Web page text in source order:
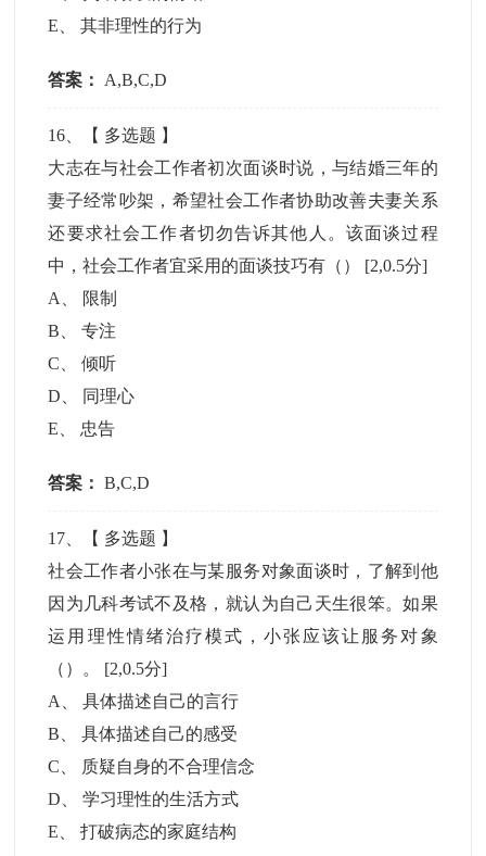
E 、其非理性的行为
答案： A,B,C,D
16 、【 多选题 】
大志在与社会工作者初次面谈时说，与结婚三年的
妻子经常吵架，希望社会工作者协助改善夫妻关系
还要求社会工作者切勿告诉其他人。该面谈过程
中，社会工作者宜采用的面谈技巧有（） [2,0.5分]
A
限制
B 、专注
C 、倾听
D
同理心
E
忠告
答案： B,C,D
17 、【 多选题 】
社会工作者小张在与某服务对象面谈时，了解到他
因为几科考试不及格，就认为自己天生很笨。如果
运用理性情绪治疗模式，小张应该让服务对象
（）。 [2,0.5分]
A
、具体描述自己的言行
B 、具体描述自己的感受
C
质疑自身的不合理信念
D 、学习理性的生活方式
E 、打破病态的家庭结构